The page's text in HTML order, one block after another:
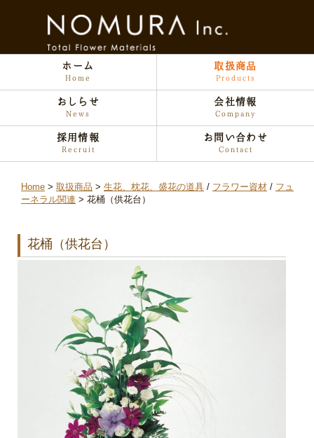
ホーム
Home
取扱商品
Products
おしらせ
News
会社情報
Company
採用情報
Recruit
お問い合わせ
Contact
Home 取扱商品 生花、枕花、盛花の道具 / フラワー資材 / フュ
ーネラル関連
花桶（供花台）
花桶（供花台）